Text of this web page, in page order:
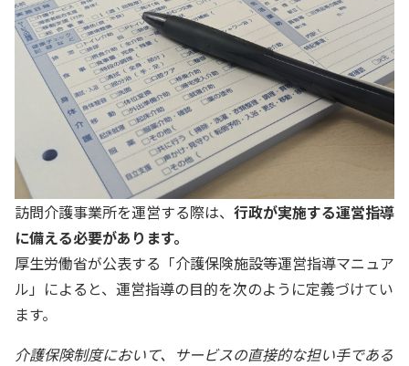
訪問介護事業所を運営する際は、 行政が実施する運営指導
に備える必要があります。
厚生労働省が公表する「介護保険施設等運営指導マニュア
ル」によると、運営指導の目的を次のように定義づけてい
ます。
介護保険制度において、サービスの直接的な担い手である